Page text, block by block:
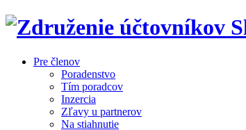
Pre členov
Poradenstvo
Tím poradcov
Inzercia
Zľavy u partnerov
Na stiahnutie